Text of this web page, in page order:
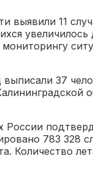
выявили 11
37
783 328
Количество